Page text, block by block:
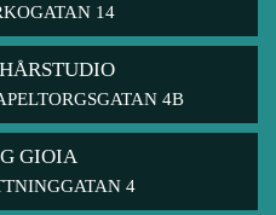
14
4B
GIOIA
4